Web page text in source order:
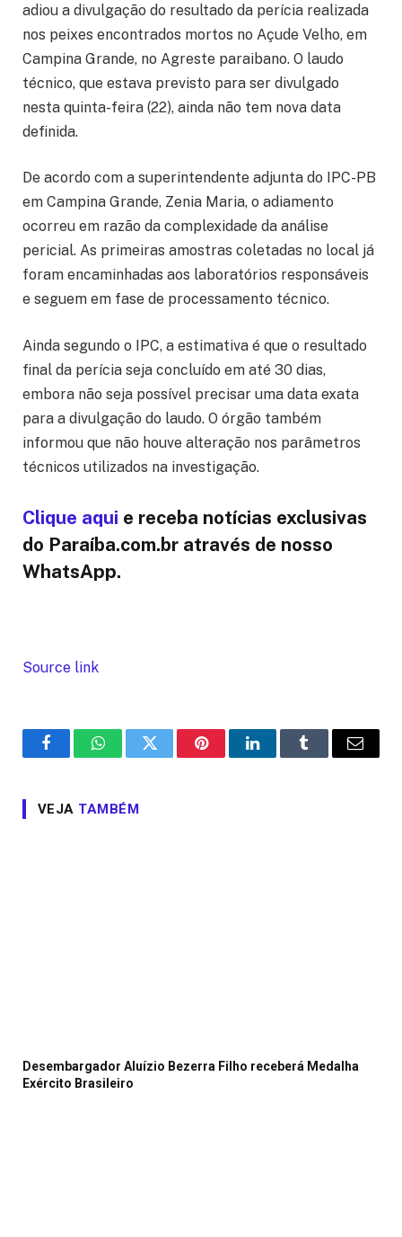
adiou a divulgação do resultado da perícia realizada
nos peixes encontrados mortos no Açude Velho, em
Campina Grande, no Agreste paraibano. O laudo
técnico, que estava previsto para ser divulgado
nesta quinta-feira (22), ainda não tem nova data
definida.
De acordo com a superintendente adjunta do IPC-PB
em Campina Grande, Zenia Maria, o adiamento
ocorreu em razão da complexidade da análise
pericial. As primeiras amostras coletadas no local já
foram encaminhadas aos laboratórios responsáveis
e seguem em fase de processamento técnico.
Ainda segundo o IPC, a estimativa é que o resultado
final da perícia seja concluído em até 30 dias,
embora não seja possível precisar uma data exata
para a divulgação do laudo. O órgão também
informou que não houve alteração nos parâmetros
técnicos utilizados na investigação.
Clique aqui e receba notícias exclusivas
do Paraíba.com.br através de nosso
WhatsApp.
Source link
FacebookWhatsAppTwitter PinterestLinkedInTumblr Email
VEJA TAMBÉM
Desembargador Aluízio Bezerra Filho receberá Medalha
Exército Brasileiro